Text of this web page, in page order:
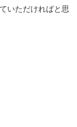
いただければと思